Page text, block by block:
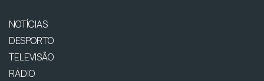
NOTÍCIAS
DESPORTO
TELEVISÃO
RÁDIO